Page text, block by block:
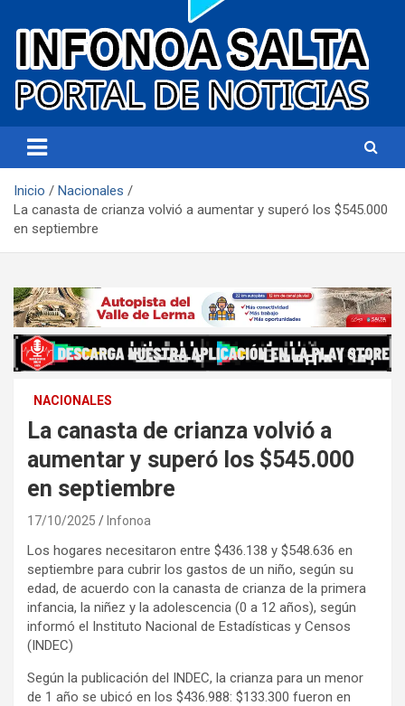
Infonoa Salta
Inicio
Nacionales
La canasta de crianza volvió a aumentar y superó los $545.000
en septiembre
NACIONALES
La canasta de crianza volvió a
aumentar y superó los $545.000
en septiembre
17/10/2025 Infonoa
Los hogares necesitaron entre $436.138 y $548.636 en
septiembre para cubrir los gastos de un niño, según su
edad, de acuerdo con la canasta de crianza de la primera
infancia, la niñez y la adolescencia (0 a 12 años), según
informó el Instituto Nacional de Estadísticas y Censos
(INDEC)
Según la publicación del INDEC, la crianza para un menor
de 1 año se ubicó en los $436.988: $133.300 fueron en